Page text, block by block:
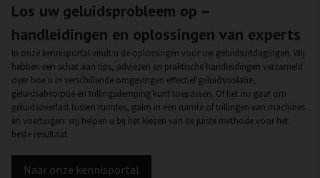
Los uw geluidsprobleem op –
handleidingen en oplossingen van experts
In onze kennisportal vindt u de oplossingen voor uw geluidsuitdagingen. Wij
hebben een schat aan tips, adviezen en praktische handleidingen verzameld
over hoe u in verschillende omgevingen effectief geluidsisolatie,
geluidsabsorptie en trillingsdemping kunt toepassen. Of het nu gaat om
geluidsoverlast tussen ruimtes, galm in een ruimte of trillingen van machines
en voertuigen: wij helpen u bij het kiezen van de juiste methode voor het
beste resultaat.
Naar onze kennisportal